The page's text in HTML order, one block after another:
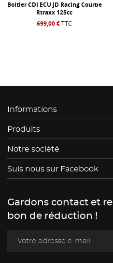
Boitier CDI ECU JD Racing Courbe
Rtraxx 125cc
699,00 €TTC
Informations
Produits
Notre société
Suis nous sur Facebook
Gardons contact et
bon de réduction !